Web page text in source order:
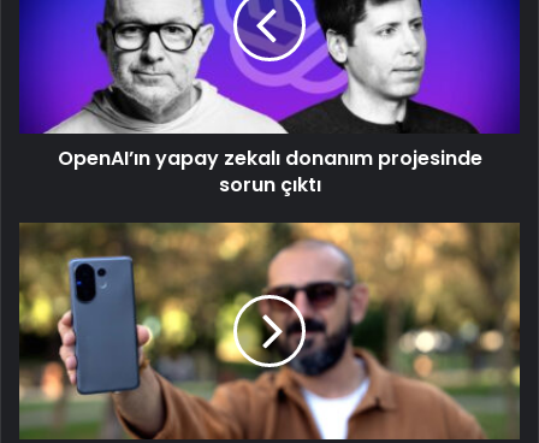
OpenAI’ın yapay zekalı donanım projesinde
sorun çıktı